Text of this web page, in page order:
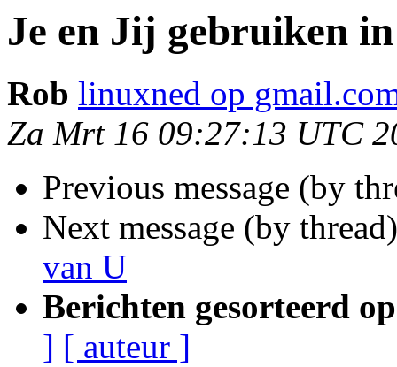
Je en Jij gebruiken
Rob linuxned op
Za Mrt 16 09:27:13 UTC
Previous message (by
Next message (by
van U
Berichten gesorteerd
] [ auteur ]